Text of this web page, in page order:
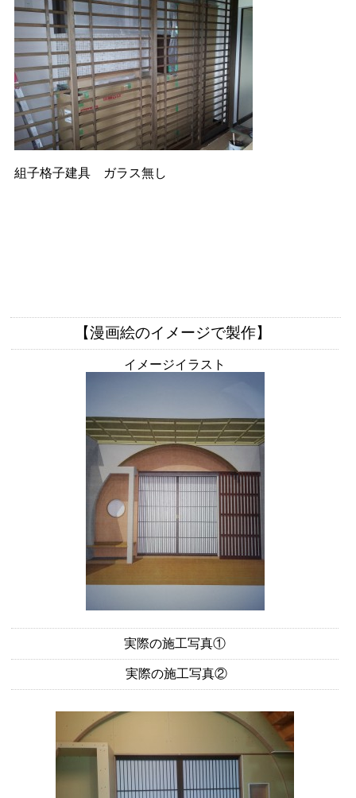
組子格子建具 ガラス無し
【漫画絵のイメージで製作】
イメージイラスト
実際の施工写真①
実際の施工写真②